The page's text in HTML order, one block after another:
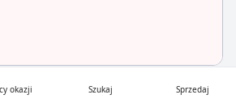
okazji Szukaj Sprzedaj